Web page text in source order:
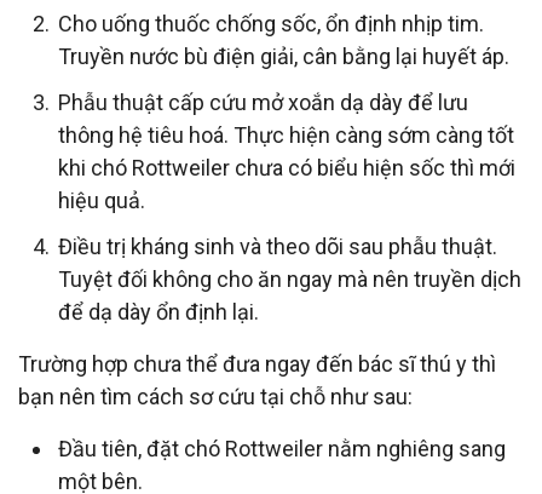
Cho uống thuốc chống sốc, ổn định nhịp tim.
Truyền nước bù điện giải, cân bằng lại huyết áp.
Phẫu thuật cấp cứu mở xoắn dạ dày để lưu
thông hệ tiêu hoá. Thực hiện càng sớm càng tốt
khi chó Rottweiler chưa có biểu hiện sốc thì mới
hiệu quả.
Điều trị kháng sinh và theo dõi sau phẫu thuật.
Tuyệt đối không cho ăn ngay mà nên truyền dịch
để dạ dày ổn định lại.
Trường hợp chưa thể đưa ngay đến bác sĩ thú y thì
bạn nên tìm cách sơ cứu tại chỗ như sau:
Đầu tiên, đặt chó Rottweiler nằm nghiêng sang
một bên.